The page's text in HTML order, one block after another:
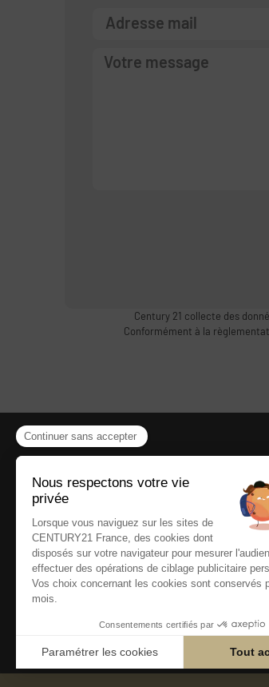
Century 21 collecte des
Conformément à la
Présentation
Qui sommes-nous
Actualités
Annonces